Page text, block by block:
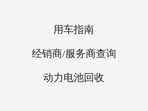
用车指南
经销商/服务商查询
动力电池回收